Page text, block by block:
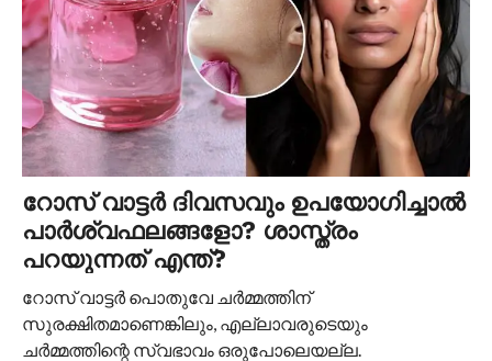
റോസ് വാട്ടർ ദിവസവും ഉപയോഗിച്ചാൽ
പാർശ്വഫലങ്ങളോ? ശാസ്ത്രം
പറയുന്നത് എന്ത്?
റോസ് വാട്ടർ പൊതുവേ ചർമ്മത്തിന്
സുരക്ഷിതമാണെങ്കിലും, എല്ലാവരുടെയും
ചർമ്മത്തിന്റെ സ്വഭാവം ഒരുപോലെയല്ല.